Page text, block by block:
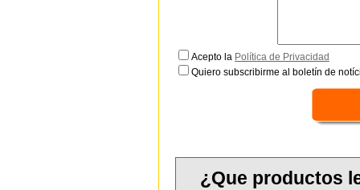
Acepto la Política de Privacidad
Quiero subscribirme al boletín de
¿Que productos